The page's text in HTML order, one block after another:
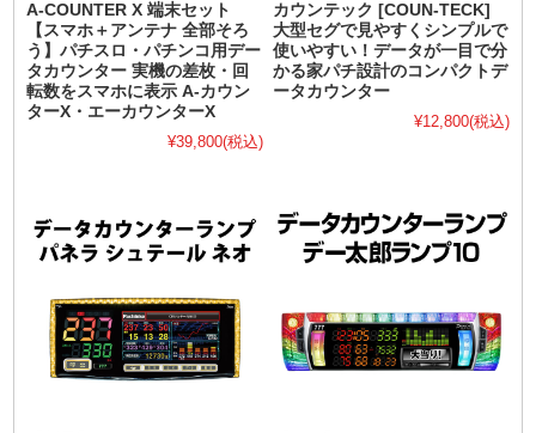
A-COUNTER X 端末セット
【スマホ＋アンテナ 全部そろ
う】パチスロ・パチンコ用デー
タカウンター 実機の差枚・回
転数をスマホに表示 A-カウン
ターX・エーカウンターX
¥39,800(税込)
カウンテック [COUN-TECK]
大型セグで見やすくシンプルで
使いやすい！データが一目で分
かる家パチ設計のコンパクトデ
ータカウンター
¥12,800(税込)